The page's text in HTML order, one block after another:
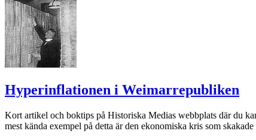
Hyperinflationen i Weimarrepubliken
Kort artikel och boktips på Historiska Medias webbplats där du
mest kända exempel på detta är den ekonomiska kris som